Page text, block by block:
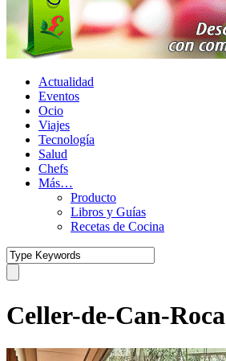
Actualidad
Eventos
Ocio
Viajes
Tecnología
Salud
Chefs
Más…
Producto
Libros y Guías
Recetas de Cocina
Celler-de-Can-Roca